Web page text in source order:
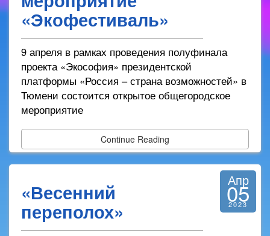
«Экофестиваль»
9 апреля в рамках проведения полуфинала
проекта «Экософия» президентской
платформы «Россия – страна возможностей» в
Тюмени состоится открытое общегородское
мероприятие
Continue Reading
«Весенний
переполох»
Апр
05
2023